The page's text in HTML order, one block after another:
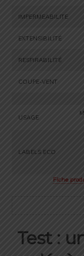
IMPERMEABILITE
EXTENSIBILITÉ
RESPIRABILITÉ
COUPE-VENT
USAGE
LABELS ECO
Fiche
Test :